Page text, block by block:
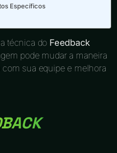
Específicos
técnica do Feedback
pode mudar a maneira
sua equipe e melhora